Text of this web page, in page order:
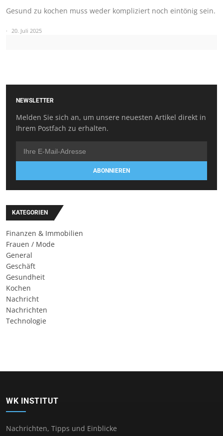
Gesund zu kochen muss weder kompliziert noch eintönig sein.
20. Juli 2025
NEWSLETTER
Melden Sie sich an, um unsere neuesten Artikel direkt in
Ihrem Postfach zu erhalten.
ABONNIEREN
KATEGORIEN
Finanzen & Immobilien
Frauen / Mode
General
Geschäft
Gesundheit
Kochen
Nachricht
Nachrichten
Technologie
WK INSTITUT
Nachrichten, Tipps und Einblicke